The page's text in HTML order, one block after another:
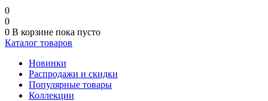
0
0
0 В корзине пока пусто
Каталог товаров
Новинки
Распродажи и скидки
Популярные товары
Коллекции